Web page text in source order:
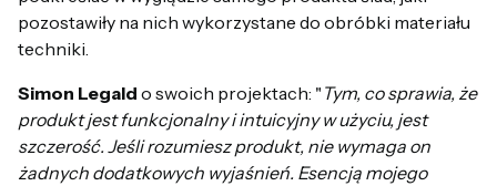
pozostawiły na nich wykorzystane do obróbki materiału
techniki.
Simon Legald o swoich projektach: " Tym, co sprawia, że
produkt jest funkcjonalny i intuicyjny w użyciu, jest
szczerość. Jeśli rozumiesz produkt, nie wymaga on
żadnych dodatkowych wyjaśnień. Esencją mojego